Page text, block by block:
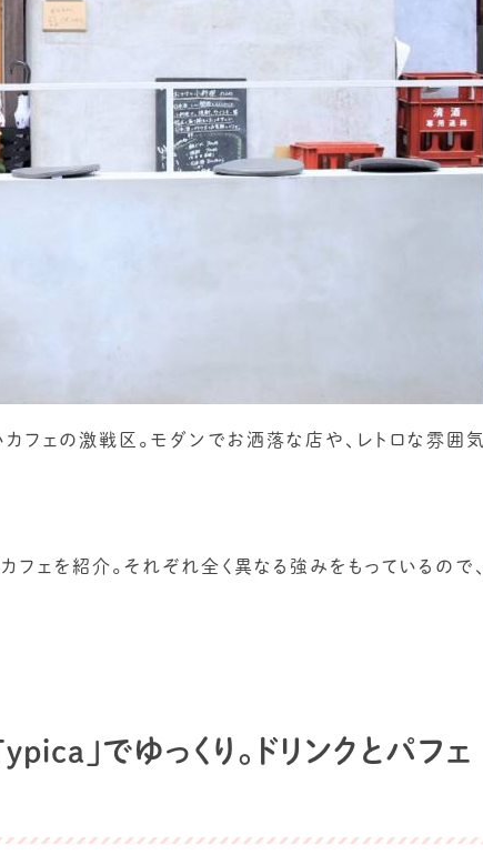
フェの激戦区。モダンでお洒落な店や、レトロな雰囲気
フェを紹介。それぞれ全く異なる強みをもっているので、
」でゆっくり。ドリンクとパフェ